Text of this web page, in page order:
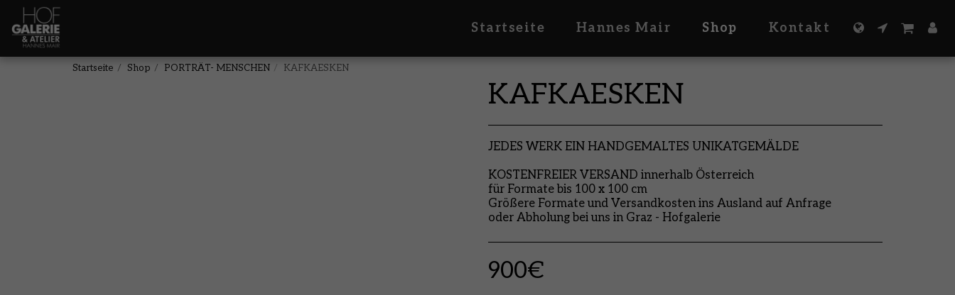
Startseite Hannes Mair Shop Kontakt
Startseite Shop PORTRÄT- MENSCHEN KAFKAESKEN
KAFKAESKEN
JEDES WERK EIN HANDGEMALTES UNIKATGEMÄLDE
KOSTENFREIER VERSAND innerhalb Österreich
für Formate bis 100 x 100 cm
Größere Formate und Versandkosten ins Ausland auf Anfrage
oder Abholung bei uns in Graz - Hofgalerie
900€